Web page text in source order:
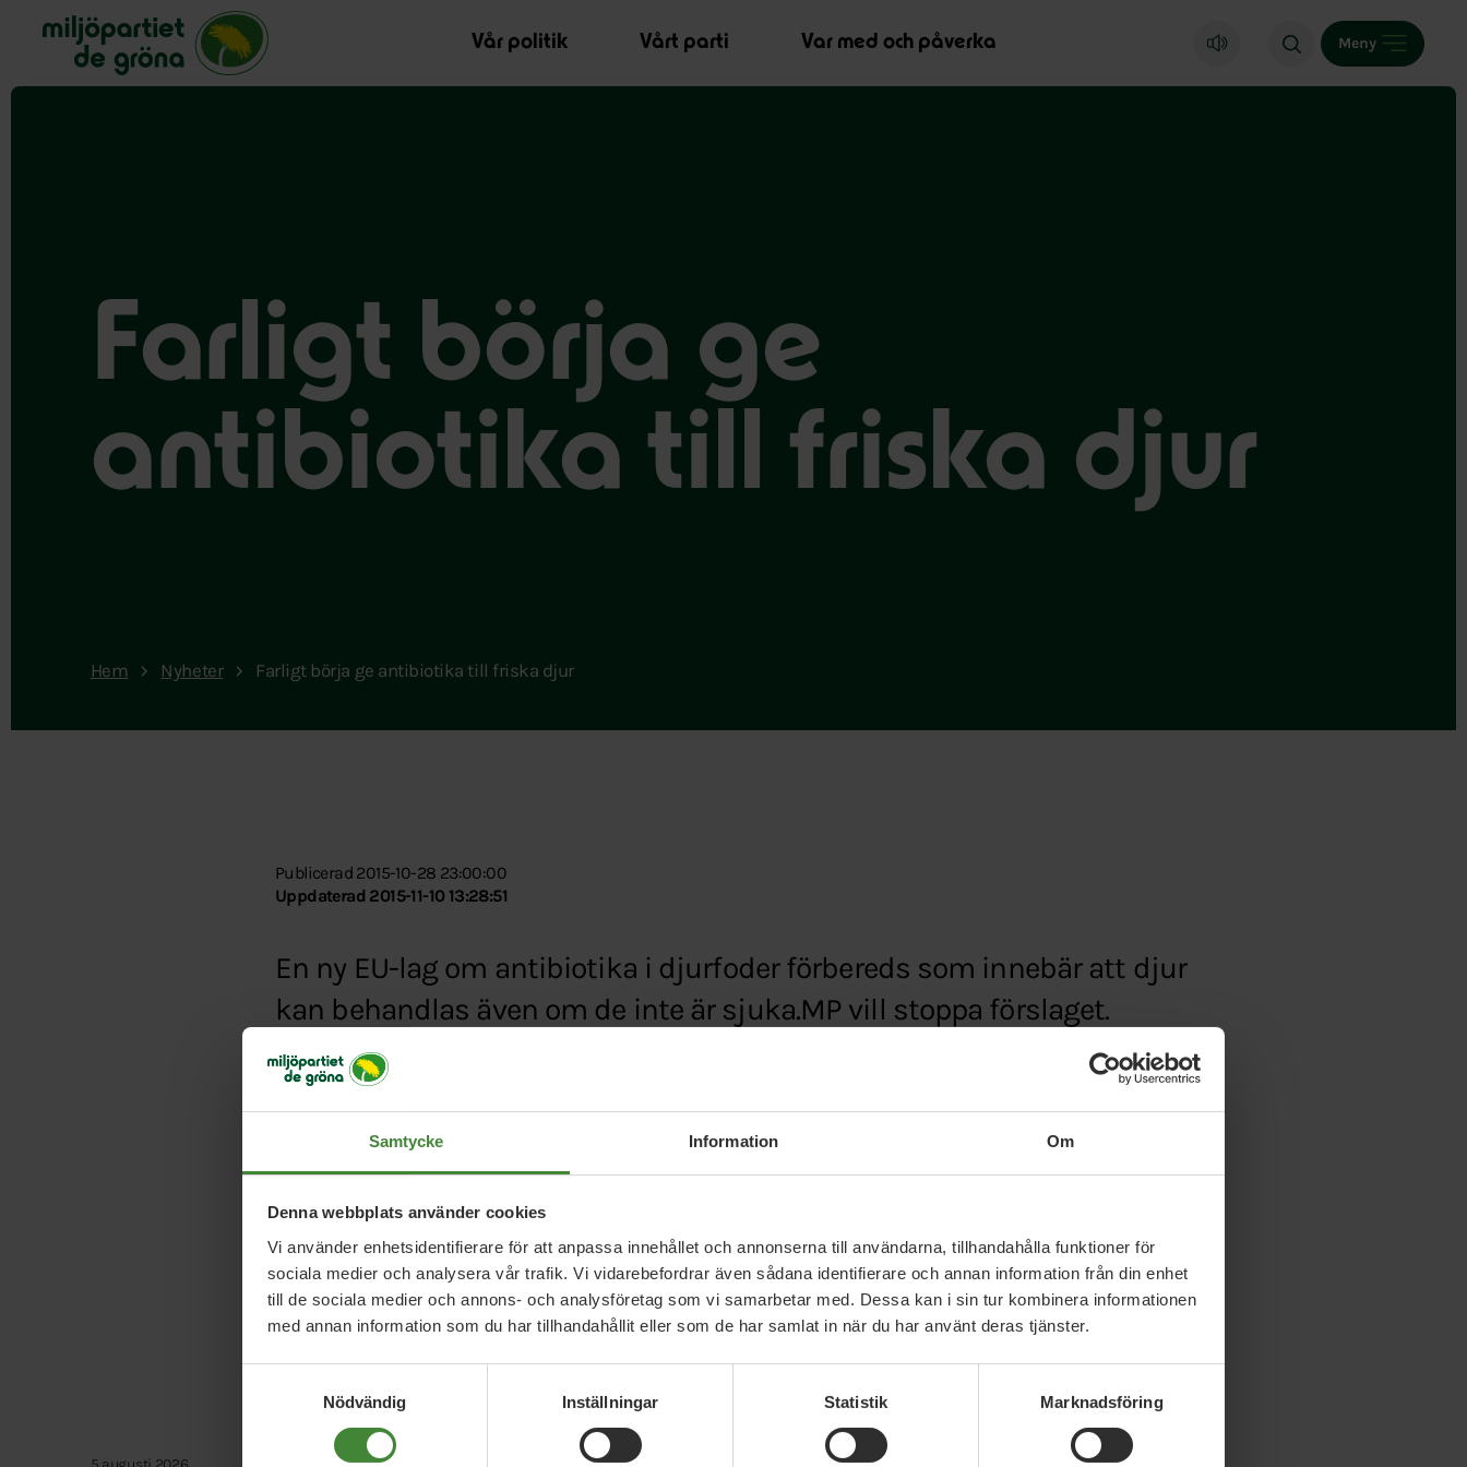
Samtycke Information Om
Denna webbplats använder cookies
Vi använder enhetsidentifierare för att anpassa innehållet och annonserna till användarna, tillhandahålla funktioner för
sociala medier och analysera vår trafik. Vi vidarebefordrar även sådana identifierare och annan information från din enhet
till de sociala medier och annons- och analysföretag som vi samarbetar med. Dessa kan i sin tur kombinera informationen
med annan information som du har tillhandahållit eller som de har samlat in när du har använt deras tjänster.
Nödvändig
Inställningar Statistik Marknadsföring
Miljöpartiet de gröna, startsida
Vår politik
Vårt parti Var med och påverka Meny
Farligt börja ge
antibiotika till friska djur
Hem Nyheter Farligt börja ge antibiotika till friska djur
Publicerad 2015-10-28 23:00:00
Uppdaterad 2015-11-10 13:28:51
En ny EU-lag om antibiotika i djurfoder förbereds som innebär att djur
kan behandlas även om de inte är sjuka.MP vill stoppa förslaget.
Typ:Artikel
Länk:http://www.dn.se/arkiv/dn-nyheter/antibiotika-ska-kunna-ges-aven-till-friska-djur
Relaterade nyheter